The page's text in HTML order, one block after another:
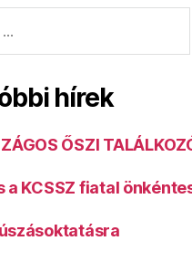
hírek
ŐSZI
a KCSSZ fiatal